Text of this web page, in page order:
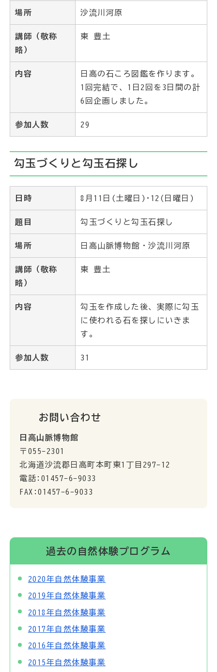
場所 沙流川河原
講師（敬称
略）
東 豊土
内容
日高の石ころ図鑑を作ります。
1回完結で、1日2回を3日間の計
6回企画しました。
参加人数 29
勾玉づくりと勾玉石探し
日時 8月11日(土曜日)･12(日曜日)
題目 勾玉づくりと勾玉石探し
場所 日高山脈博物館・沙流川河原
講師（敬称
略）
東 豊土
内容
勾玉を作成した後、実際に勾玉
に使われる石を探しにいきま
す。
参加人数 31
お問い合わせ
日高山脈博物館
〒055-2301
北海道沙流郡日高町本町東1丁目297-12
電話:01457-6-9033
FAX:01457-6-9033
過去の自然体験プログラム
2020年自然体験事業
2019年自然体験事業
2018年自然体験事業
2017年自然体験事業
2016年自然体験事業
2015年自然体験事業